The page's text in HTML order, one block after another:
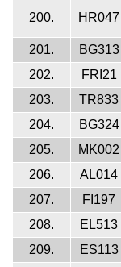
200. HR047
201. BG313
202.
FRI21
203.
TR833
204.
BG324
205.
MK002
206.
AL014
207.
FI197
208.
EL513
209.
ES113